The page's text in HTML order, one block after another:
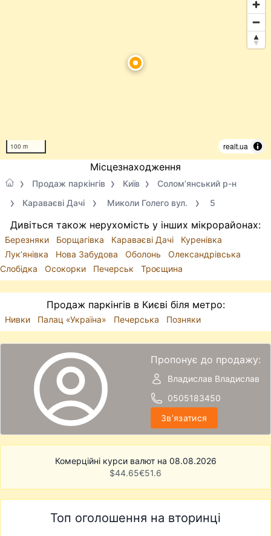
100 m realt.ua
Місцезнаходження
Продаж паркінгів Київ
Солом’янський р-н
Караваєві Дачі
Миколи Голего вул. 5
Дивіться також нерухомість у інших мікрорайонах:
Березняки Борщагівка Караваєві Дачі
Куренівка
Лук’янівка
Нова Забудова Оболонь
Олександрівська
Слобідка
Осокорки Печерськ Троєщина
Продаж паркінгів в Києві біля метро:
Нивки Палац «Україна» Печерська Позняки
Пропонує до продажу:
Владислав Владислав
0505183450
Звʼязатися
Комерційні курси валют на 08.08.2026
$44.65€51.6
Топ оголошення на вторинці